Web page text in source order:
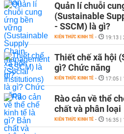
Quản lí chuỗi
(Sustainable
- SSCM) là gì?
KIẾN THỨC KINH TẾ - 19:13 |
Thiết chế xã hội
gì? Chức năng
KIẾN THỨC KINH TẾ - 17:05 |
Rào cản về thể
chất và phân loại
KIẾN THỨC KINH TẾ - 16:35 |